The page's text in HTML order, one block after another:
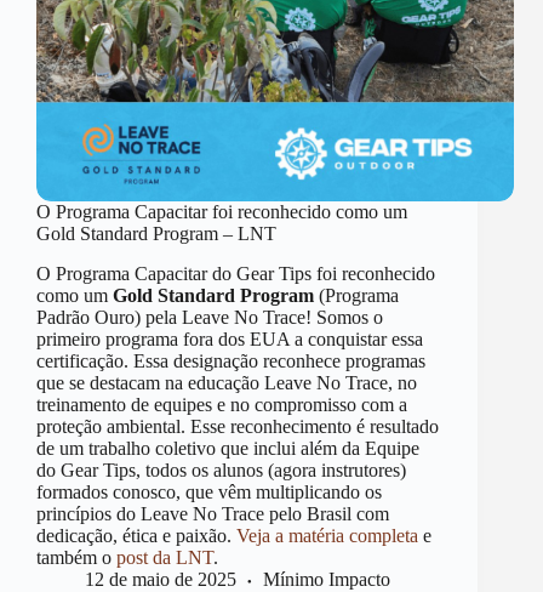
O Programa Capacitar foi reconhecido como um
Gold Standard Program – LNT
O Programa Capacitar do Gear Tips foi reconhecido
como um Gold Standard Program (Programa
Padrão Ouro) pela Leave No Trace! Somos o
primeiro programa fora dos EUA a conquistar essa
certificação. Essa designação reconhece programas
que se destacam na educação Leave No Trace, no
treinamento de equipes e no compromisso com a
proteção ambiental. Esse reconhecimento é resultado
de um trabalho coletivo que inclui além da Equipe
do Gear Tips, todos os alunos (agora instrutores)
formados conosco, que vêm multiplicando os
princípios do Leave No Trace pelo Brasil com
dedicação, ética e paixão. Veja a matéria completa e
também o post da LNT.
12 de maio de 2025
Mínimo Impacto